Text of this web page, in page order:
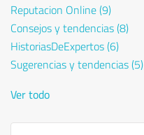
Reputacion Online(9)
Consejos y tendencias(8)
HistoriasDeExpertos(6)
Sugerencias y tendencias(5)
Ver todo